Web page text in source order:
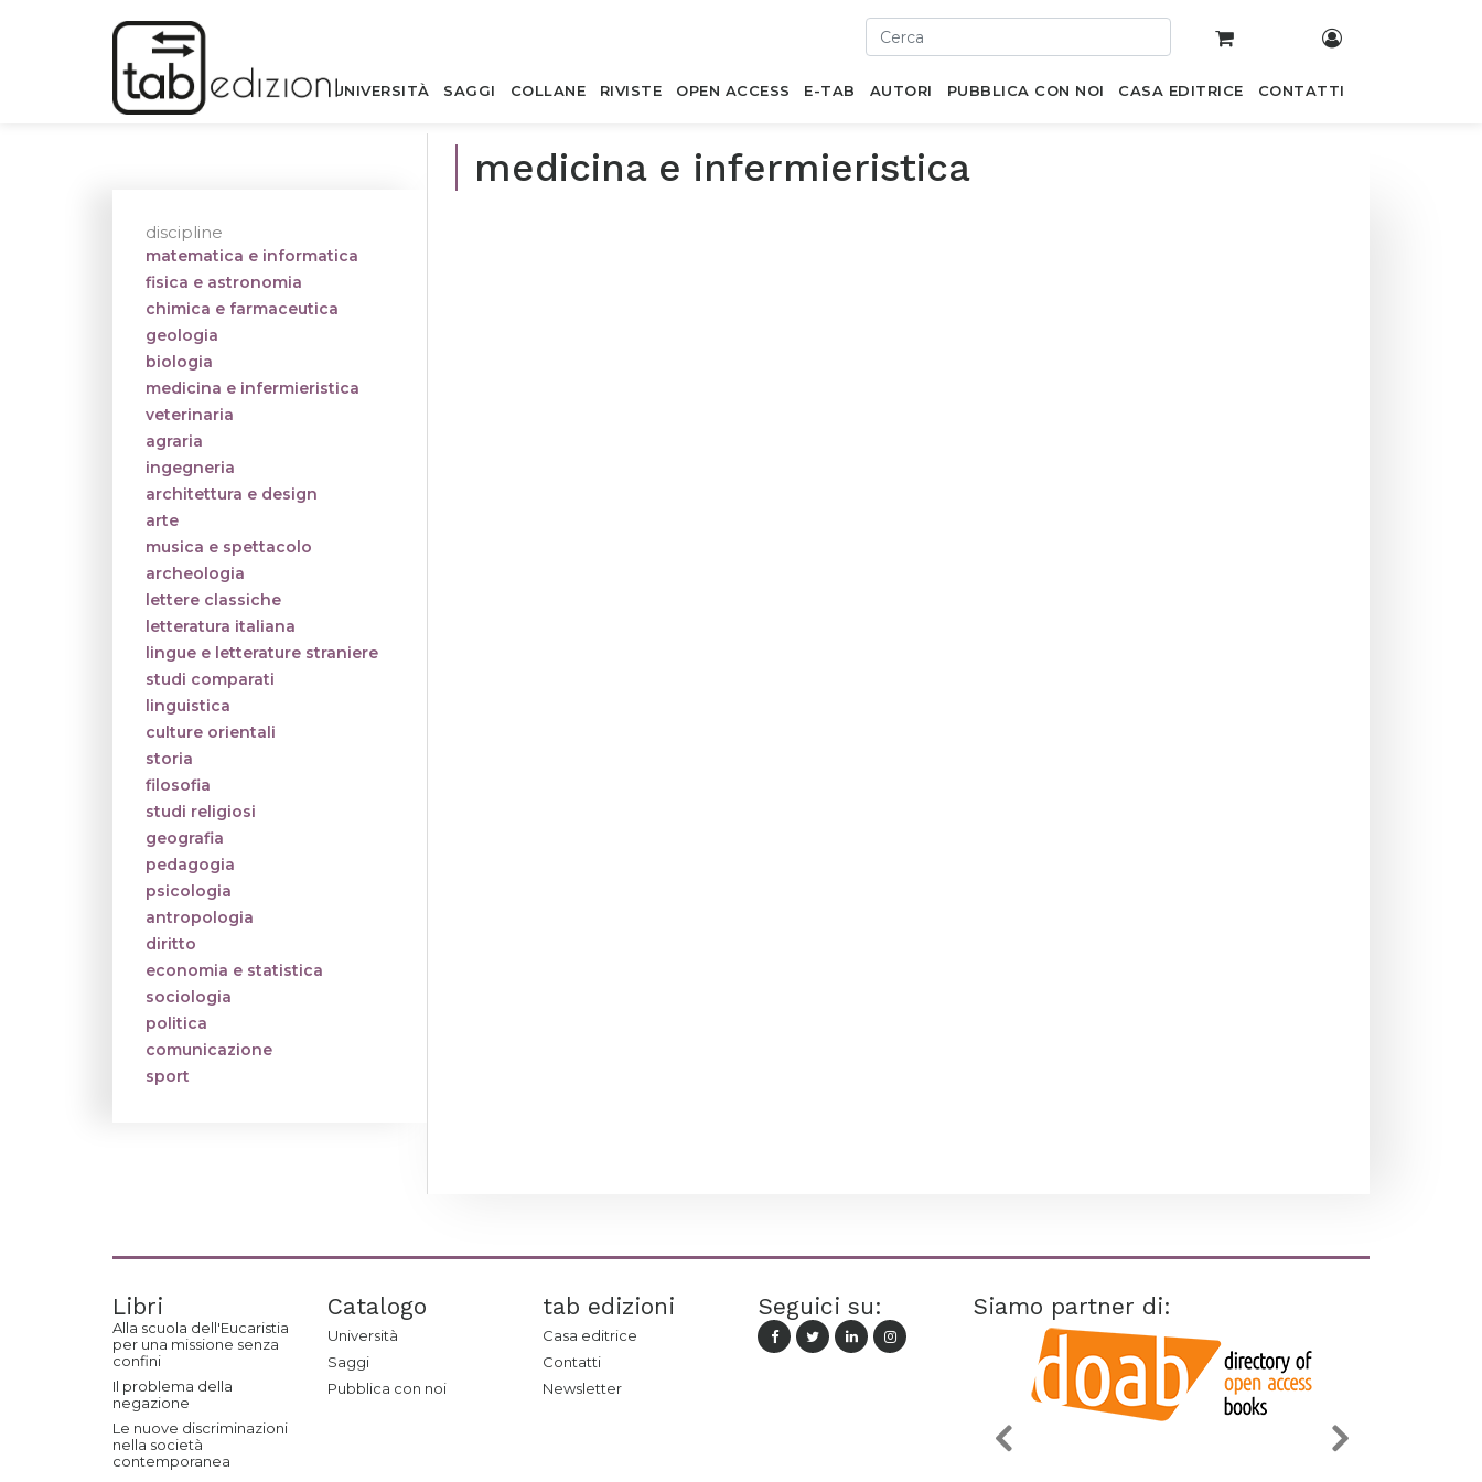
UNIVERSITÀ SAGGI COLLANE RIVISTE OPEN ACCESS E-TAB AUTORI PUBBLICA CON NOI CASA EDITRICE CONTATTI
medicina e infermieristica
discipline
matematica e informatica
fisica e astronomia
chimica e farmaceutica
geologia
biologia
medicina e infermieristica
veterinaria
agraria
ingegneria
architettura e design
arte
musica e spettacolo
archeologia
lettere classiche
letteratura italiana
lingue e letterature straniere
studi comparati
linguistica
culture orientali
storia
filosofia
studi religiosi
geografia
pedagogia
psicologia
antropologia
diritto
economia e statistica
sociologia
politica
comunicazione
sport
Libri
Alla scuola dell'Eucaristia
per una missione senza
confini
Il problema della
negazione
Le nuove discriminazioni
nella società
contemporanea
Catalogo
Università
Saggi
Pubblica con noi
tab edizioni
Casa editrice
Contatti
Newsletter
Seguici su: Siamo partner di: